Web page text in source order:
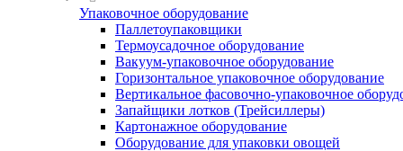
Упаковочное оборудование
Паллетоупаковщики
Термоусадочное оборудование
Вакуум-упаковочное оборудование
Горизонтальное упаковочное оборудование
Вертикальное фасовочно-упаковочное
Запайщики лотков (Трейсиллеры)
Картонажное оборудование
Оборудование для упаковки овощей